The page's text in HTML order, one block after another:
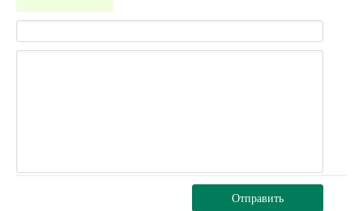
Отправить